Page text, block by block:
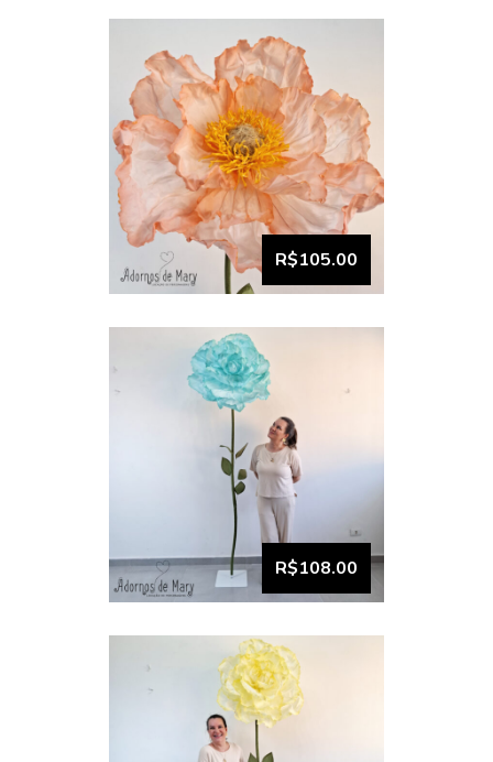
VISUALIZAR
R$105.00
VISUALIZAR
Flor Gigante Verde Água
Candy Unitário (1)
R$108.00
Flor Gigante Amarelo
Bebê Candy Unitário (4)